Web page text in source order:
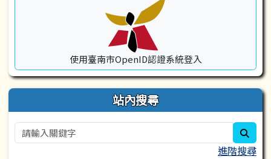
使用臺南市OpenID認證系統登入
站內搜尋
進階搜尋